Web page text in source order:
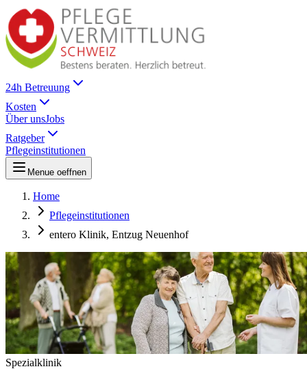
24h Betreuung
Kosten
Über unsJobs
Ratgeber
Pflegeinstitutionen
Menue oeffnen
Home
Pflegeinstitutionen
entero Klinik, Entzug Neuenhof
Spezialklinik